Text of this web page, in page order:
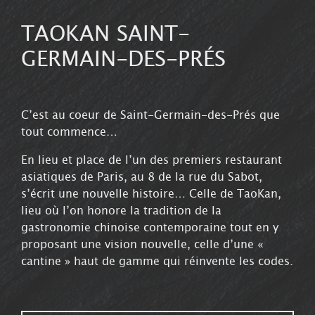
TAOKAN SAINT-
GERMAIN-DES-PRÉS
C’est au coeur de Saint-Germain-des-Prés que
tout commence…
En lieu et place de l’un des premiers restaurant
asiatiques de Paris, au 8 de la rue du Sabot,
s’écrit une nouvelle histoire… Celle de TaoKan,
lieu où l’on honore la tradition de la
gastronomie chinoise contemporaine tout en y
proposant une vision nouvelle, celle d’une «
cantine » haut de gamme qui réinvente les codes.
8 Rue du Sabot, 75006 Paris